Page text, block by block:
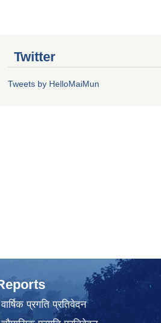
Twitter
Tweets by HelloMaiMun
वार्षिक प्रगति प्रतिवेदन